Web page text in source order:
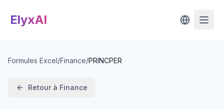
ElyxAI
Formules Excel/Finance/PRINCPER
Retour à Finance